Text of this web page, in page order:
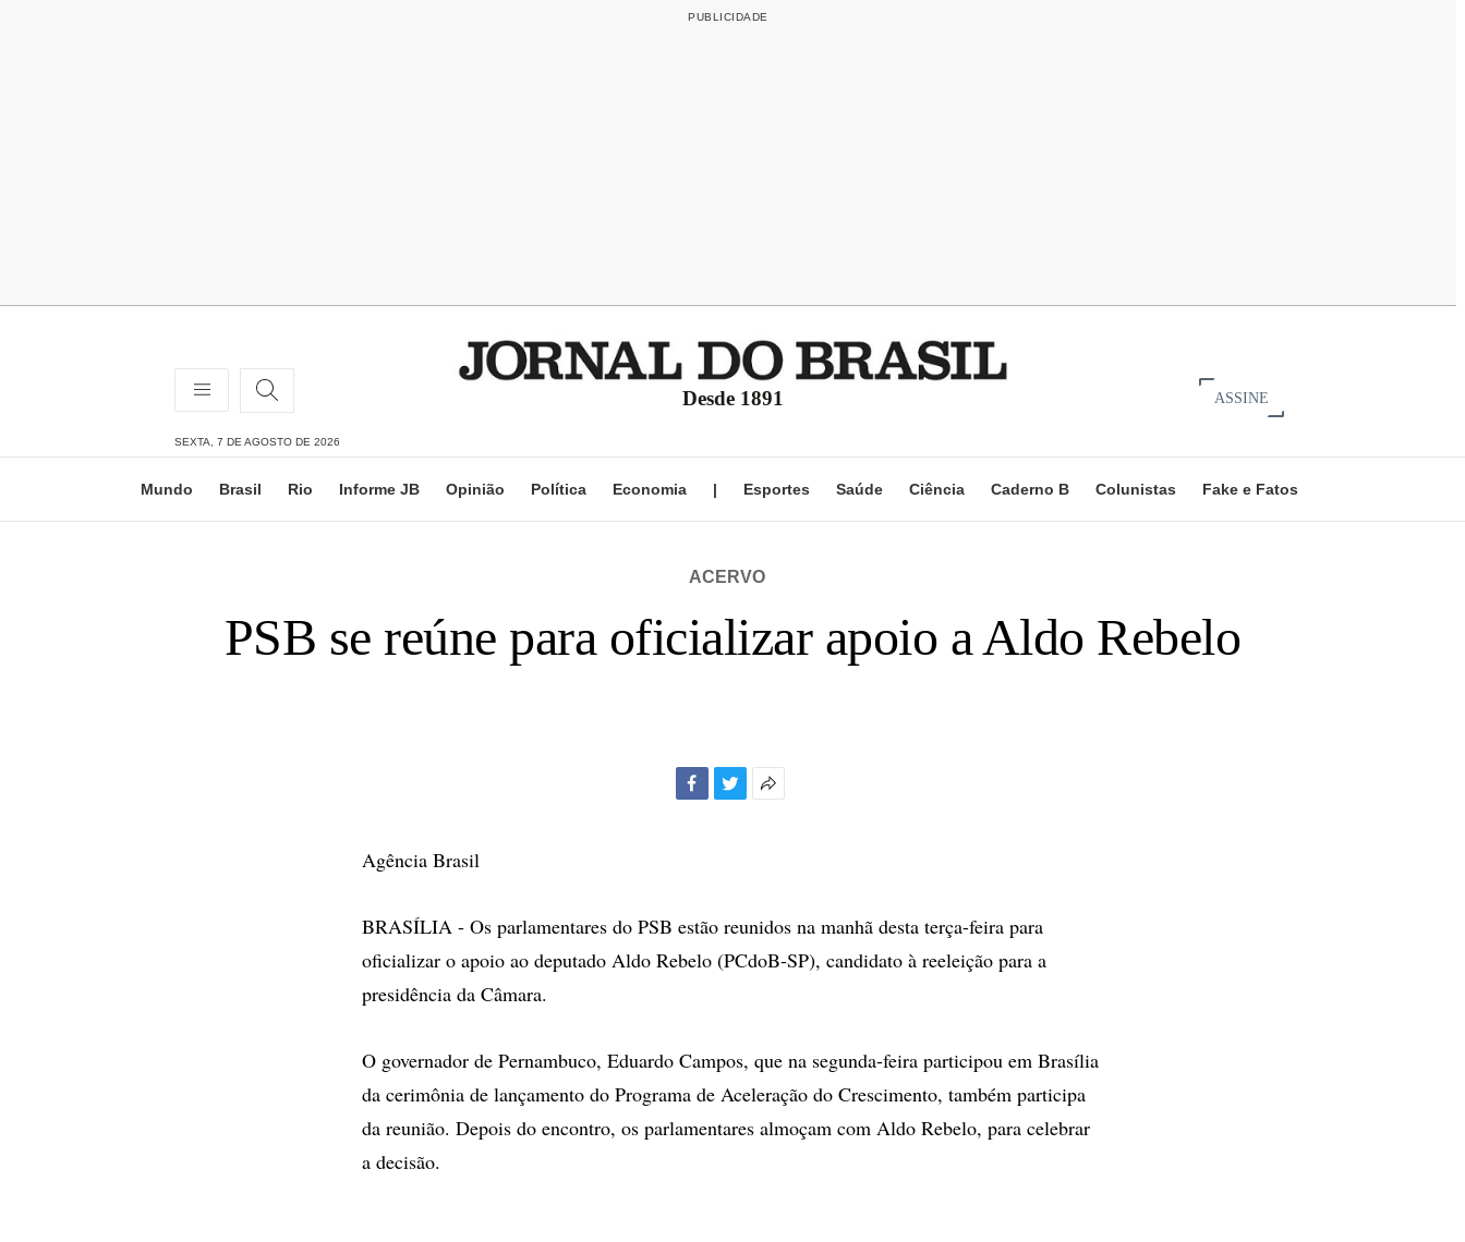
Desde 1891 ASSINE
SEXTA, 7 DE AGOSTO DE 2026
Mundo Brasil Rio Informe JB Opinião Política Economia | Esportes Saúde Ciência Caderno B Colunistas Fake e Fatos
ACERVO
PSB se reúne para oficializar apoio a Aldo Rebelo
Agência Brasil
BRASÍLIA - Os parlamentares do PSB estão reunidos na manhã desta terça-feira para
oficializar o apoio ao deputado Aldo Rebelo (PCdoB-SP), candidato à reeleição para a
presidência da Câmara.
O governador de Pernambuco, Eduardo Campos, que na segunda-feira participou em Brasília
da cerimônia de lançamento do Programa de Aceleração do Crescimento, também participa
da reunião. Depois do encontro, os parlamentares almoçam com Aldo Rebelo, para celebrar
a decisão.